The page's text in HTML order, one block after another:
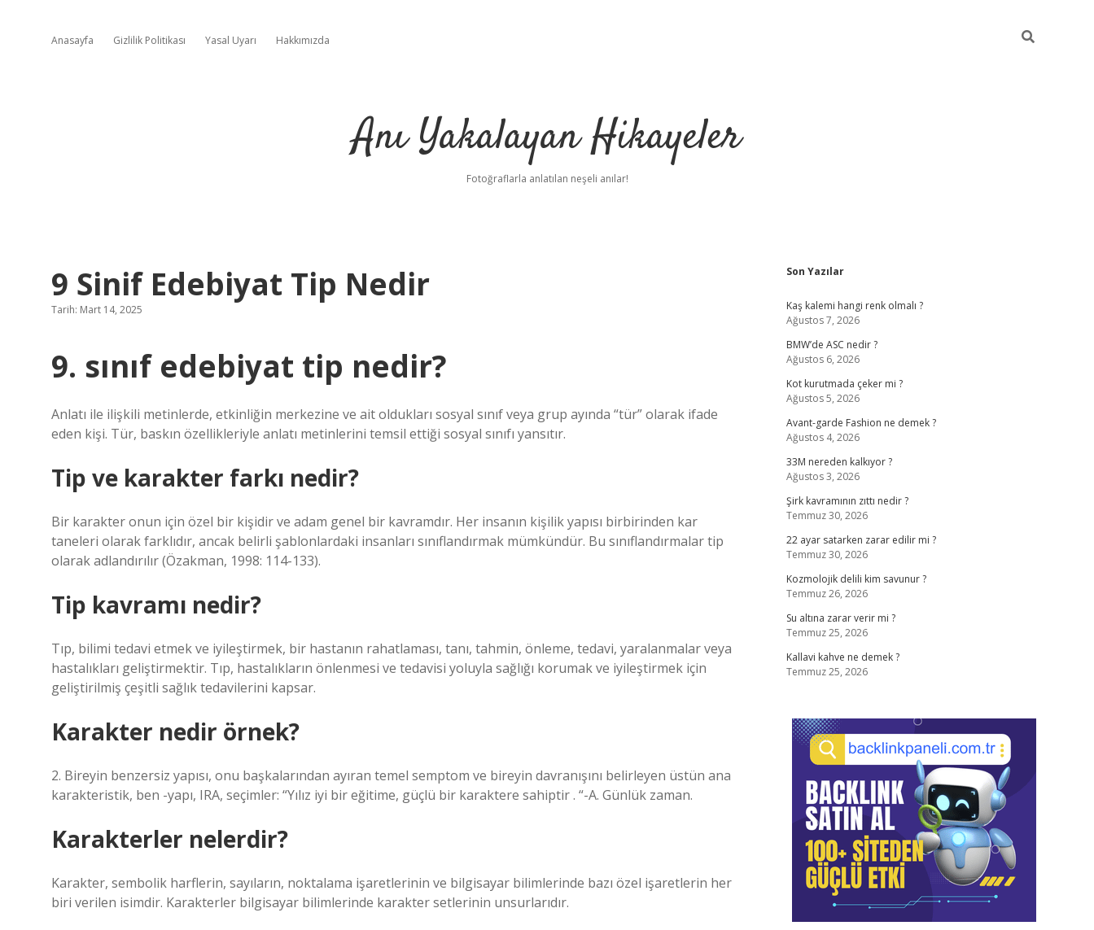
Anasayfa Gizlilik Politikası Yasal Uyarı Hakkımızda
Anı Yakalayan Hikayeler
Fotoğraflarla anlatılan neşeli anılar!
9 Sinif Edebiyat Tip Nedir
Tarih: Mart 14, 2025
9. sınıf edebiyat tip nedir?
Anlatı ile ilişkili metinlerde, etkinliğin merkezine ve ait oldukları sosyal sınıf veya grup ayında “tür” olarak ifade
eden kişi. Tür, baskın özellikleriyle anlatı metinlerini temsil ettiği sosyal sınıfı yansıtır.
Tip ve karakter farkı nedir?
Bir karakter onun için özel bir kişidir ve adam genel bir kavramdır. Her insanın kişilik yapısı birbirinden kar
taneleri olarak farklıdır, ancak belirli şablonlardaki insanları sınıflandırmak mümkündür. Bu sınıflandırmalar tip
olarak adlandırılır (Özakman, 1998: 114-133).
Tip kavramı nedir?
Tıp, bilimi tedavi etmek ve iyileştirmek, bir hastanın rahatlaması, tanı, tahmin, önleme, tedavi, yaralanmalar veya
hastalıkları geliştirmektir. Tıp, hastalıkların önlenmesi ve tedavisi yoluyla sağlığı korumak ve iyileştirmek için
geliştirilmiş çeşitli sağlık tedavilerini kapsar.
Karakter nedir örnek?
2. Bireyin benzersiz yapısı, onu başkalarından ayıran temel semptom ve bireyin davranışını belirleyen üstün ana
karakteristik, ben -yapı, IRA, seçimler: “Yılız iyi bir eğitime, güçlü bir karaktere sahiptir . “-A. Günlük zaman.
Karakterler nelerdir?
Karakter, sembolik harflerin, sayıların, noktalama işaretlerinin ve bilgisayar bilimlerinde bazı özel işaretlerin her
biri verilen isimdir. Karakterler bilgisayar bilimlerinde karakter setlerinin unsurlarıdır.
Sidebar
Son Yazılar
Kaş kalemi hangi renk olmalı ?
Ağustos 7, 2026
BMW’de ASC nedir ?
Ağustos 6, 2026
Kot kurutmada çeker mi ?
Ağustos 5, 2026
Avant-garde Fashion ne demek ?
Ağustos 4, 2026
33M nereden kalkıyor ?
Ağustos 3, 2026
Şirk kavramının zıttı nedir ?
Temmuz 30, 2026
22 ayar satarken zarar edilir mi ?
Temmuz 30, 2026
Kozmolojik delili kim savunur ?
Temmuz 26, 2026
Su altına zarar verir mi ?
Temmuz 25, 2026
Kallavi kahve ne demek ?
Temmuz 25, 2026